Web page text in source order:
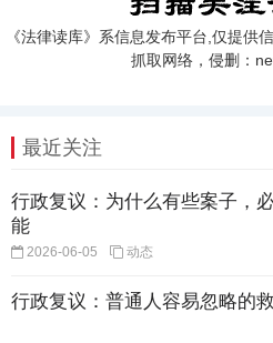
《法律读库》系信息发布平台,仅提供
抓取网络，侵删：
最近关注
行政复议：为什么有些案子，
能
2026-06-05 动态
行政复议：普通人容易忽略的